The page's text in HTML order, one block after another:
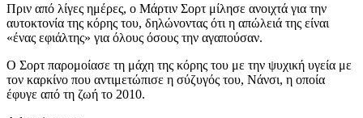
Πριν από λίγες ημέρες, ο Μάρτιν Σορτ μίλησε ανοιχτά για την
αυτοκτονία της κόρης του, δηλώνοντας ότι η απώλειά της είναι
«ένας εφιάλτης» για όλους όσους την αγαπούσαν.
Ο Σορτ παρομοίασε τη μάχη της κόρης του με την ψυχική υγεία με
τον καρκίνο που αντιμετώπισε η σύζυγός του, Νάνσι, η οποία
έφυγε από τη ζωή το 2010.